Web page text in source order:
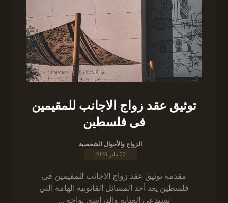
توثيق عقد زواج الاجانب للمقيمين
فى فلسطين
الزواج والأحوال الشخصية
22 يناير 2026
مقدمة توثيق عقد زواج الاجانب للمقيمين فى
فلسطين يعد أحد المسائل القانونية الهامة التي
تستدعي العناية والدراسة. يواجه ...